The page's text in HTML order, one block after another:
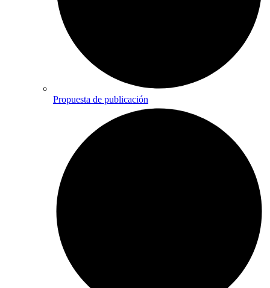
Propuesta de publicación